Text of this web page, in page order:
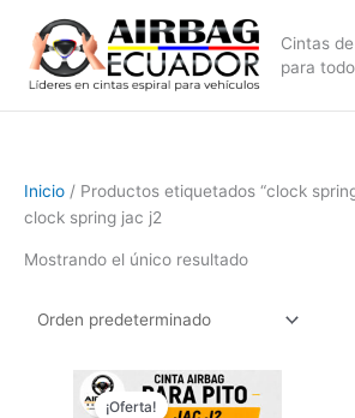
contenido
Cintas
para
Inicio / Productos etiquetados “clock
clock spring jac j2
Mostrando el único resultado
¡Oferta!
precio
El
precio